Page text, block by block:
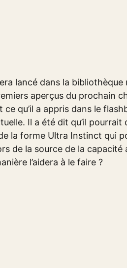
lancé dans la bibliothèque
aperçus du prochain
qu’il a appris dans le
Il a été dit qu’il pourrait
la forme Ultra Instinct qui
de la source de la
l’aidera à le faire ?